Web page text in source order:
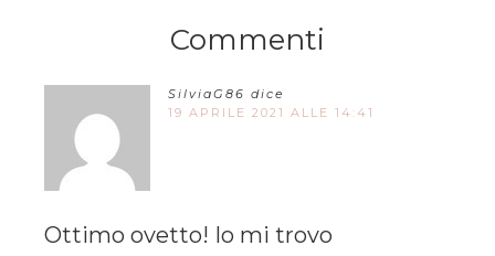
Commenti
SilviaG86 dice
19 APRILE 2021 ALLE 14:41
Ottimo ovetto! Io mi trovo